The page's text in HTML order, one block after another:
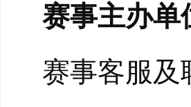
赛事主办单
赛事客服及